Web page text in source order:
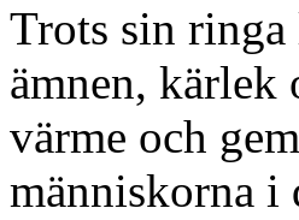
Trots sin
ämnen, kärlek
värme och
människorna i